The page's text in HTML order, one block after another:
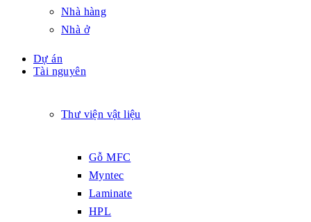
Nhà hàng
Nhà ở
Dự án
Tài nguyên
Thư viện vật liệu
Gỗ MFC
Myntec
Laminate
HPL